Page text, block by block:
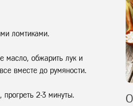
ломтиками.
масло, обжарить лук и
вместе до румяности.
2-3 минуты.